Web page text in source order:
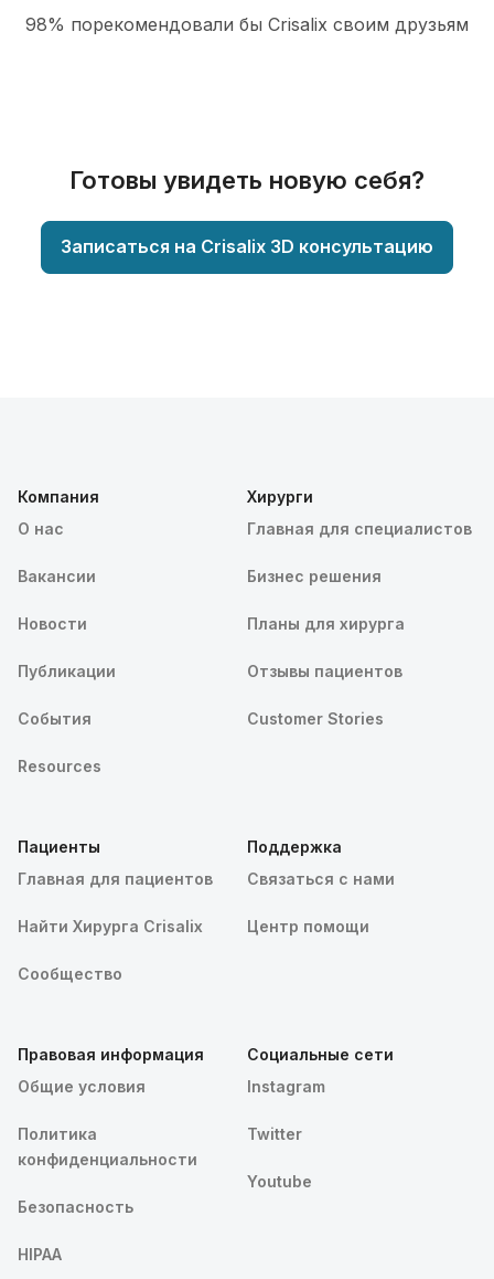
98% порекомендовали бы Сrisalix cвоим друзьям
Готовы увидеть новую себя?
Записаться на Crisalix 3D консультацию
Компания
О нас
Вакансии
Новости
Публикации
События
Resources
Хирурги
Главная для специалистов
Бизнес решения
Планы для хирурга
Отзывы пациентов
Customer Stories
Пациенты
Главная для пациентов
Найти Хирурга Crisalix
Сообщество
Поддержка
Связаться с нами
Центр помощи
Правовая информация
Общие условия
Политика
конфиденциальности
Безопасность
HIPAA
Социальные сети
Instagram
Twitter
Youtube